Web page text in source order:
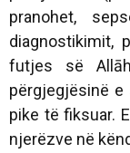
pranohet,
diagnostikimit,
futjes së
përgjegjësinë
pike të fiksuar.
njerëzve në